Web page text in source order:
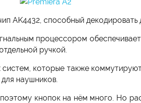
AK4432, способный
процессором
ручкой.
которые также
наушников.
кнопок на нём много. Но